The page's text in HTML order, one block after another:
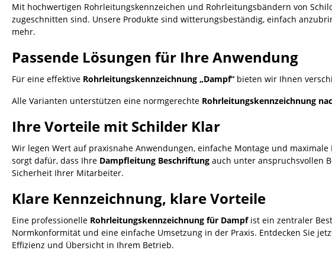
Mit hochwertigen Rohrleitungskennzeichen und Rohrleitungsbändern von
zugeschnitten sind. Unsere Produkte sind witterungsbeständig, einfach
mehr.
Passende Lösungen für Ihre Anwendung
Für eine effektive Rohrleitungskennzeichnung „Dampf“ bieten wir Ihnen
Alle Varianten unterstützen eine normgerechte Rohrleitungskennzeichnung
Ihre Vorteile mit Schilder Klar
Wir legen Wert auf praxisnahe Anwendungen, einfache Montage und
sorgt dafür, dass Ihre Dampfleitung Beschriftung auch unter anspruchsvollen
Sicherheit Ihrer Mitarbeiter.
Klare Kennzeichnung, klare Vorteile
Eine professionelle Rohrleitungskennzeichnung für Dampfist ein zentraler
Normkonformität und eine einfache Umsetzung in der Praxis. Entdecken Sie
Effizienz und Übersicht in Ihrem Betrieb.